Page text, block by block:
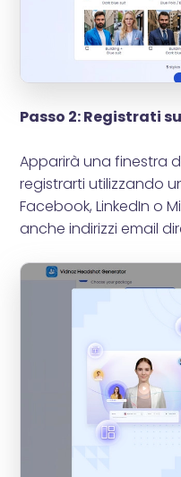
Passo 2: Registrati
Apparirà una finestra
registrarti utilizzando
Facebook, LinkedIn o
anche indirizzi email